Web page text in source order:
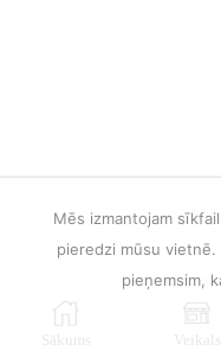
Sākums Veikals
Mēs izmantojam
pieredzi mūsu
pieņemsim,